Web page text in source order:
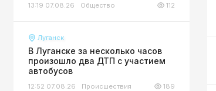
13:19 07.08.26 Общество 112
Луганск
В Луганске за несколько часов
произошло два ДТП с участием
автобусов
12:52 07.08.26 Происшествия 189